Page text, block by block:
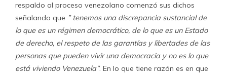
respaldo al proceso venezolano comenzó sus dichos
señalando que ” tenemos una discrepancia sustancial de
lo que es un régimen democrático, de lo que es un Estado
de derecho, el respeto de las garantías y libertades de las
personas que pueden vivir una democracia y no es lo que
está viviendo Venezuela”. En lo que tiene razón es en que